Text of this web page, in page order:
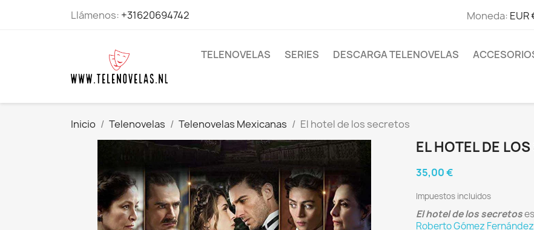
Llámenos: +31620694742 Moneda: EUR
TELENOVELAS SERIES DESCARGA TELENOVELAS
Inicio Telenovelas Telenovelas Mexicanas El hotel de los secretos
EL HOTEL DE
35,00 €
Impuestos incluidos
El hotel de los secretos
Roberto Gómez Fernández